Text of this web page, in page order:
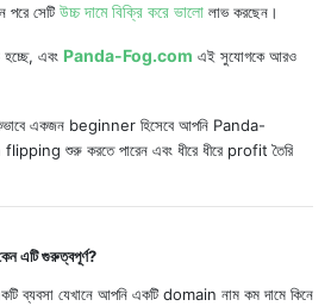
পরে সেটি উচ্চ দামে বিক্রি করে ভালো লাভ করছেন।
হচ্ছে, এবং Panda-Fog.com এই সুযোগকে আরও
একজন beginner হিসেবে আপনি Panda-
শুরু করতে পারেন এবং ধীরে ধীরে profit তৈরি
এটি গুরুত্বপূর্ণ?
যেখানে আপনি একটি domain নাম কম দামে কিনে